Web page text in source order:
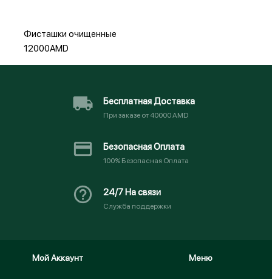
Фисташки очищенные
12000AMD
Бесплатная Доставка
При заказе от 40000 AMD
Безопасная Оплата
100% Безопасная Оплата
24/7 На связи
Служба поддержки
Мой Аккаунт Меню